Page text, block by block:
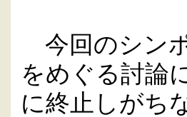
今回のシン
をめぐる討論
に終止しがち